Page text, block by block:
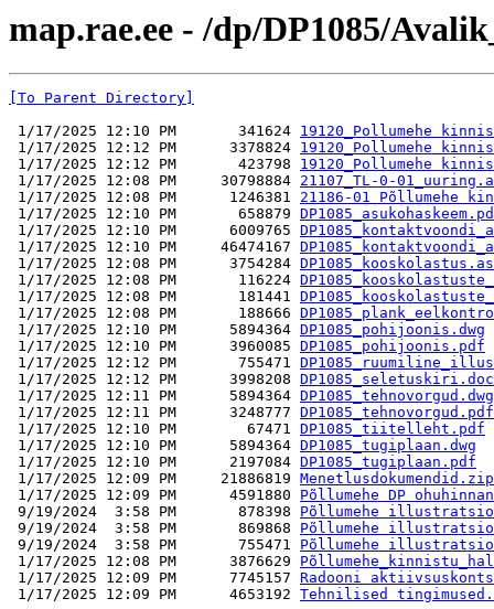
map.rae.ee - /dp/DP1085/
[To Parent Directory]
1/17/2025 12:10 PM       341624 19120_Pollumehe
1/17/2025 12:12 PM      3378824 19120_Pollumehe
1/17/2025 12:12 PM       423798 19120_Pollumehe
1/17/2025 12:08 PM     30798884 21107_TL-0-
1/17/2025 12:08 PM      1246381 21186-01 Põllumehe
1/17/2025 12:10 PM       658879
1/17/2025 12:10 PM      6009765
1/17/2025 12:10 PM     46474167
1/17/2025 12:08 PM      3754284
1/17/2025 12:08 PM       116224
1/17/2025 12:08 PM       181441
1/17/2025 12:08 PM       188666
1/17/2025 12:10 PM      5894364 DP1085_pohijoonis.dwg
1/17/2025 12:10 PM      3960085 DP1085_pohijoonis.pdf
1/17/2025 12:12 PM       755471
1/17/2025 12:12 PM      3998208 DP1085_seletuskiri.doc
1/17/2025 12:11 PM      5894364 DP1085_tehnovorgud.dwg
1/17/2025 12:11 PM      3248777 DP1085_tehnovorgud.pdf
1/17/2025 12:10 PM        67471 DP1085_tiitelleht.pdf
1/17/2025 12:10 PM      5894364 DP1085_tugiplaan.dwg
1/17/2025 12:10 PM      2197084 DP1085_tugiplaan.pdf
1/17/2025 12:09 PM     21886819 Menetlusdokumendid.zip
1/17/2025 12:09 PM      4591880 Põllumehe DP
9/19/2024  3:58 PM       878398 Põllumehe
9/19/2024  3:58 PM       869868 Põllumehe
9/19/2024  3:58 PM       755471 Põllumehe
1/17/2025 12:08 PM      3876629
1/17/2025 12:09 PM      7745157 Radooni
1/17/2025 12:09 PM      4653192 Tehnilised